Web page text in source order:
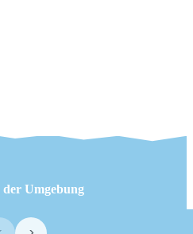
Umgebung